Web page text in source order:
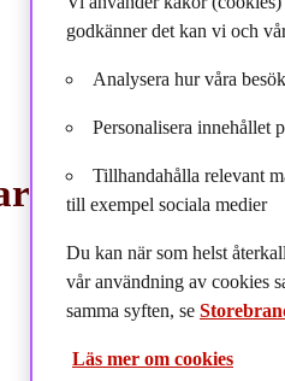
ifred"
2025-05-09
godkänner det kan vi och
Analysera hur våra
Personalisera innehållet
Tillhandahålla relevant
till exempel sociala medier
Du kan när som helst
vår användning av cookies
samma syften, se
Läs mer om cookies